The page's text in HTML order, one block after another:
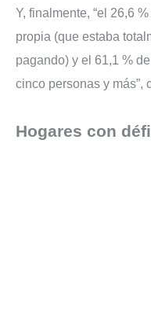
Y, finalmente, “el 26,6
propia (que estaba
pagando) y el 61,1 %
cinco personas y más”,
Hogares con